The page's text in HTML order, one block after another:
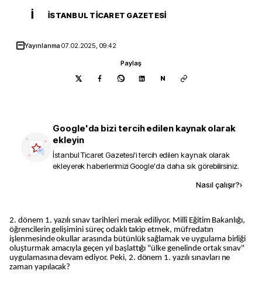
İ İSTANBUL TICARET GAZETESI
Yayınlanma07.02.2025, 09:42
Paylaş
N
Google'da bizi tercih edilen kaynak olarak
ekleyin
İstanbul Ticaret Gazetesi'i tercih edilen kaynak olarak
ekleyerek haberlerimizi Google'da daha sık görebilirsiniz.
Nasıl çalışır?›
2. dönem 1. yazılı sınav tarihleri merak ediliyor. Millî Eğitim Bakanlığı,
öğrencilerin gelişimini süreç odaklı takip etmek, müfredatın
işlenmesinde okullar arasında bütünlük sağlamak ve uygulama birliği
oluşturmak amacıyla geçen yıl başlattığı "ülke genelinde ortak sınav"
uygulamasına devam ediyor. Peki, 2. dönem 1. yazılı sınavları ne
zaman yapılacak?